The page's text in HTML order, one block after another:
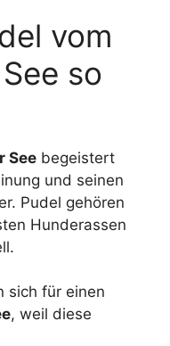
vom
so
See begeistert
und seinen
Pudel gehören
Hunderassen
sich für einen
, weil diese